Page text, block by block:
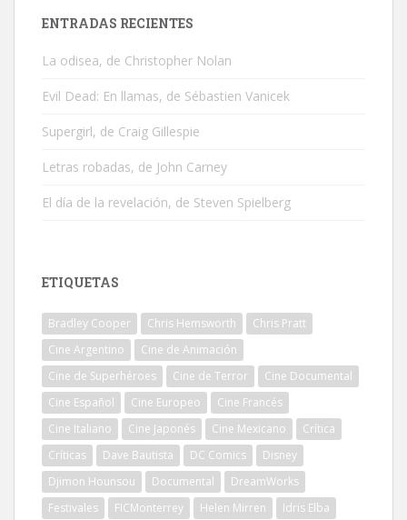
ENTRADAS RECIENTES
La odisea, de Christopher Nolan
Evil Dead: En llamas, de Sébastien Vanicek
Supergirl, de Craig Gillespie
Letras robadas, de John Carney
El día de la revelación, de Steven Spielberg
ETIQUETAS
Bradley Cooper Chris Hemsworth
Chris Pratt
Cine Argentino
Cine de Animación
Cine de Superhéroes
Cine de Terror
Cine Documental
Cine Español
Cine Europeo
Cine Francés
Cine Italiano
Cine Japonés Cine Mexicano
Crítica
Críticas
Dave Bautista DC Comics
Disney
Djimon Hounsou
Documental
DreamWorks
Festivales
FICMonterrey Helen Mirren
Idris Elba